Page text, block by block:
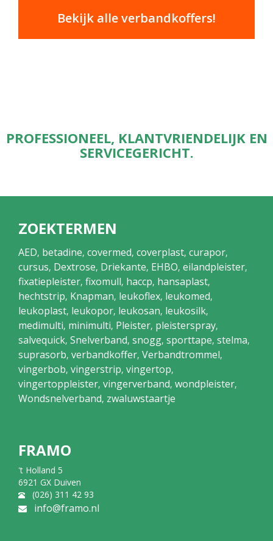
Bekijk alle verbandkoffers!
PROFESSIONEEL, KLANTVRIENDELIJK EN
SERVICEGERICHT.
ZOEKTERMEN
AED, betadine, covermed, coverplast, curapor,
cursus, Dextrose, Driekante, EHBO, eilandpleister,
fixatiepleister, fixomull, haccp, hansaplast,
hechtstrip, Knapman, leukoflex, leukomed,
leukoplast, leukopor, leukosan, leukosilk,
medimulti, minimulti, Pleister, pleisterspray,
salvequick, Snelverband, snogg, sporttape, stelma,
suprasorb, verbandkoffer, Verbandtrommel,
vingerbob, vingerstrip, vingertop,
vingertoppleister, vingerverband, wondpleister,
Wondsnelverband, zwaluwstaartje
FRAMO
't Holland 5
6921 GX Duiven
(026) 311 42 93
info@framo.nl